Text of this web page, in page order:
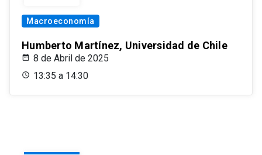
Macroeconomía
Humberto Martínez, Universidad de Chile
8 de Abril de 2025
13:35 a 14:30